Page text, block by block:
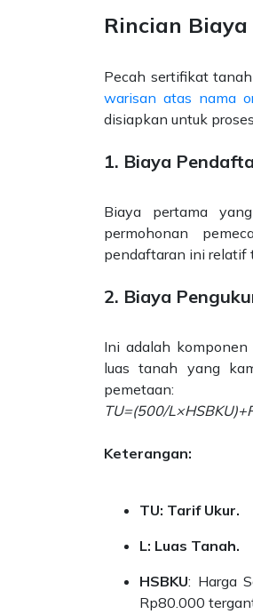
Rincian
Pecah sertifikat
warisan atas nama
disiapkan untuk
1. Biaya
Biaya pertama
permohonan
pendaftaran ini relatif
2. Biaya
Ini adalah
luas tanah yang
pemetaan:
TU=(500/
Keterangan:
TU: Tarif Ukur.
L: Luas Tanah.
HSBKU: Harga
Rp80.000